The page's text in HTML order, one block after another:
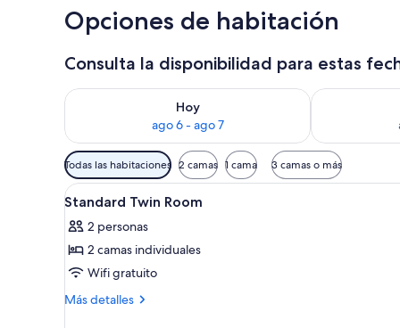
Opciones de habitación
Consulta la disponibilidad para estas
Hoy
ago 6 - ago 7
Consulta la disponibilidad para hoy ago 6 - ago 7
Consulta la
Filtros
disponibles
para
habitaciones
Todas las habitaciones 2 camas 1 cama 3 camas o más
Abrir
todas
las
fotos
de
Standard
Un baño con un lavabo
6
Standard Twin Room
2 personas
2 camas individuales
Wifi gratuito
Más detalles
Más